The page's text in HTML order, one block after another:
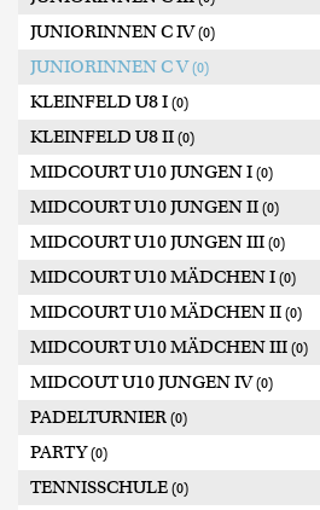
JUNIORINNEN C IV(0)
JUNIORINNEN C V(0)
KLEINFELD U8 I (0)
KLEINFELD U8 II (0)
MIDCOURT U10 JUNGEN I (0)
MIDCOURT U10 JUNGEN II (0)
MIDCOURT U10 JUNGEN III (0)
MIDCOURT U10 MÄDCHEN I (0)
MIDCOURT U10 MÄDCHEN II (0)
MIDCOURT U10 MÄDCHEN III (0)
MIDCOUT U10 JUNGEN IV(0)
PADELTURNIER (0)
PARTY(0)
TENNISSCHULE (0)